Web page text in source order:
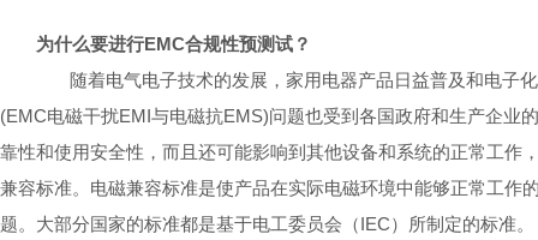
为什么要进行EMC合规性预测试？
随着电气电子技术的发展，家用电器产品日益普及和电子化
(EMC电磁干扰EMI与电磁抗EMS)问题也受到各国政府和生产企业
靠性和使用安全性，而且还可能影响到其他设备和系统的正常工
兼容标准。电磁兼容标准是使产品在实际电磁环境中能够正常工
题。大部分国家的标准都是基于电工委员会（IEC）所制定的标准。